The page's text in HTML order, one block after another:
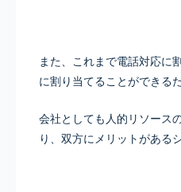
また、これまで電話対応に
に割り当てることができるた
会社としても人的リソース
り、双方にメリットがある